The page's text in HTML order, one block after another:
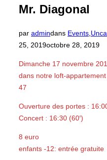
Mr. Diagonal
par admindans Events
25, 2019octobre 28, 2019
Dimanche 17 novembre
dans notre loft-
47
Ouverture des portes :
Concert : 16:30 (60′)
8 euro
enfants -12: entrée gratuite